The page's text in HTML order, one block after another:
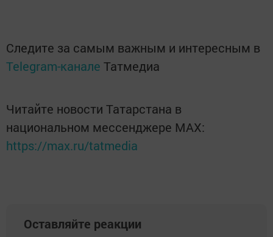
Следите за самым важным и интересным в
Telegram-канале Татмедиа
Читайте новости Татарстана в
национальном мессенджере MАХ:
https://max.ru/tatmedia
Оставляйте реакции